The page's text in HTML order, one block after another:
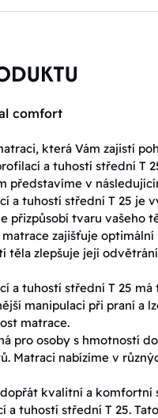
comfort
která Vám zajistí
a tuhostí střední T
představíme v
a tuhostí střední T 25 je
přizpůsobí tvaru vašeho
zajišťuje
těla zlepšuje její
a tuhostí střední T 25
manipulaci při praní a
matrace.
pro osoby s hmotností
Matraci nabízíme v
kvalitní a komfortní
a tuhostí střední T 25.